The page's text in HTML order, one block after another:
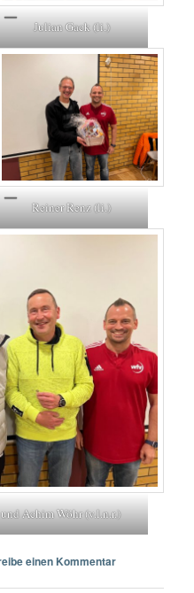
Julian Gack (li.)
Reiner Renz (li.)
Achim Wöhr (v.l.n.r.)
einen Kommentar